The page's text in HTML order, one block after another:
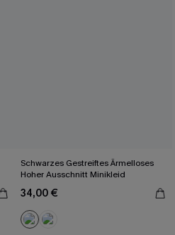
Schwarzes Gestreiftes Ärmelloses
Hoher Ausschnitt Minikleid
34,00 €